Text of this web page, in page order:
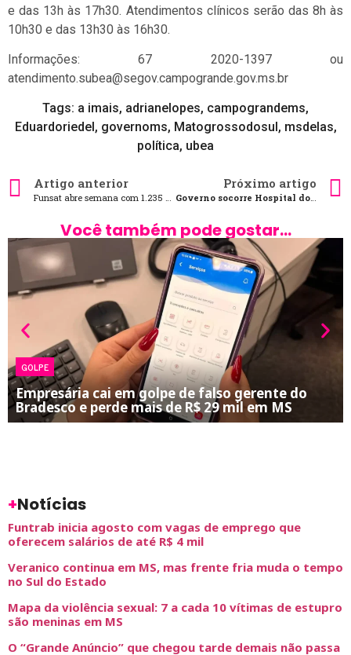
e das 13h às 17h30. Atendimentos clínicos serão das 8h às
10h30 e das 13h30 às 16h30.
Informações: 67 2020-1397 ou
atendimento.subea@segov.campogrande.gov.ms.br
Tags: a imais, adrianelopes, campograndems,
Eduardoriedel , governoms, Matogrossodosul , msdelas,
política, ubea
Artigo anterior Próximo artigo
Governo socorre Hospital do Câncer com aporte de R $3,5 milhões e garante fim da paralisação
Você também pode gostar...
GOLPE
Empresária cai em golpe de falso gerente do
Bradesco e perde mais de R$ 29 mil em MS
+Notícias
Funtrab inicia agosto com vagas de emprego que
oferecem salários de até R$ 4 mil
Veranico continua em MS, mas frente fria muda o tempo
no Sul do Estado
Mapa da violência sexual: 7 a cada 10 vítimas de estupro
são meninas em MS
O “Grande Anúncio” que chegou tarde demais não passa